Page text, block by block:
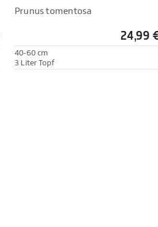
Prunus tomentosa
24,99
40-60 cm
3 Liter Topf